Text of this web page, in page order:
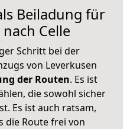
Beiladung für
Celle
Schritt bei der
von Leverkusen
der Routen. Es ist
die sowohl sicher
Es ist auch ratsam,
die Route frei von